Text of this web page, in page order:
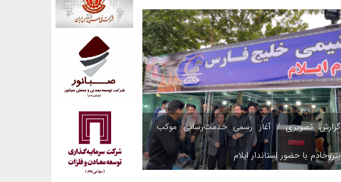
گزارش تصویری / آغاز رسمی خدمت‌رسانی موکب
پتروخادم با حضور استاندار ایلام